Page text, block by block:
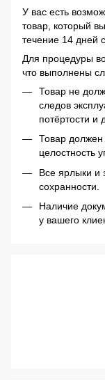
У вас есть
товар, который
течение 14 дней
Для процедуры
что выполнены
Товар не
следов
потёртости и
Товар должен
целостность
Все ярлыки и
сохранности.
Наличие
у вашего